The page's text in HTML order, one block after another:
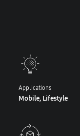
Applications
Mobile, Lifestyle